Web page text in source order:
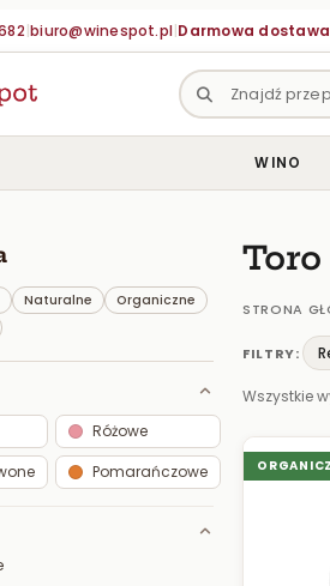
|biuro@winespot.pl|Darmowa dostawa
WINO
Naturalne
Organiczne
Różowe
Pomarańczowe
Toro
STRONA
FILTRY:
Wszystkie